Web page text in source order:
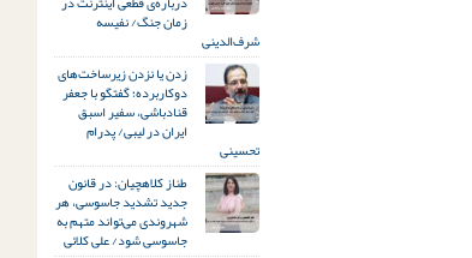
زمان جنگ/ نفیسه
شرف‌الدینی
زدن یا نزدن زیرساخت‌های
دوکاربرده؛ گفتگو با جعفر
قنادباشی، سفیر اسبق
ایران در لیبی/ پدرام
تحسینی
طناز کلاهچیان: در قانون
جدید تشدید جاسوسی، هر
شهروندی می‌تواند متهم به
جاسوسی شود/ علی کلائی